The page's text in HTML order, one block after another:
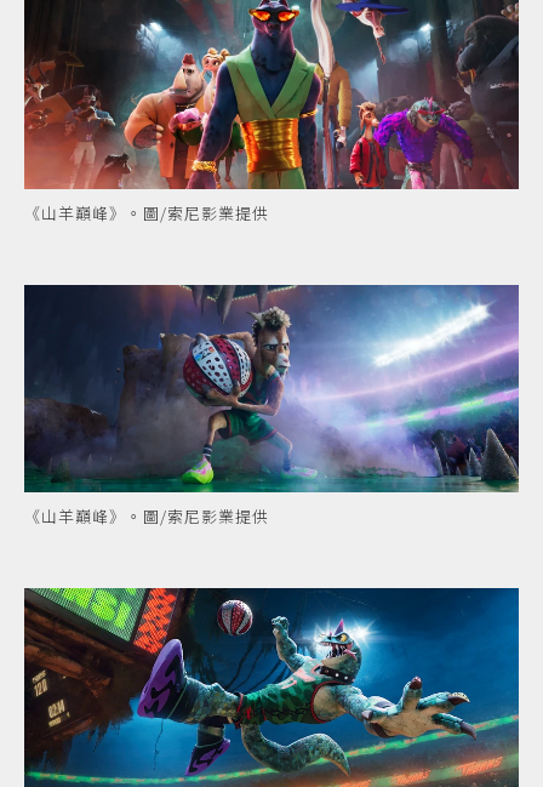
《山羊巔峰》。圖/索尼影業提供
《山羊巔峰》。圖/索尼影業提供